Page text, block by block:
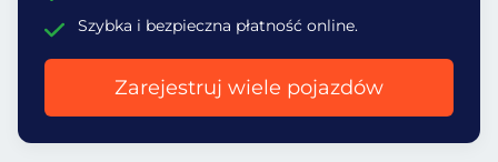
Szybka i bezpieczna płatność online.
Zarejestruj wiele pojazdów